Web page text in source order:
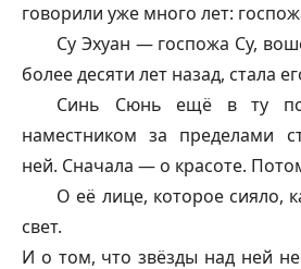
говорили уже много лет:
Су Эхуан — госпожа Су,
более десяти лет назад, стала
Синь Сюнь ещё в ту
наместником за пределами
ней. Сначала — о красоте.
О её лице, которое сияло,
свет.
И о том, что звёзды над ней